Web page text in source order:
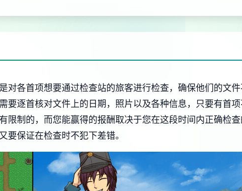
对各首项想要通过检查站的旅客进行检查，确保他们的文件
要逐首核对文件上的日期，照片以及各种信息，只要有首
限制的，而您能赢得的报酬取决于您在这段时间内正确检
要保证在检查时不犯下差错。